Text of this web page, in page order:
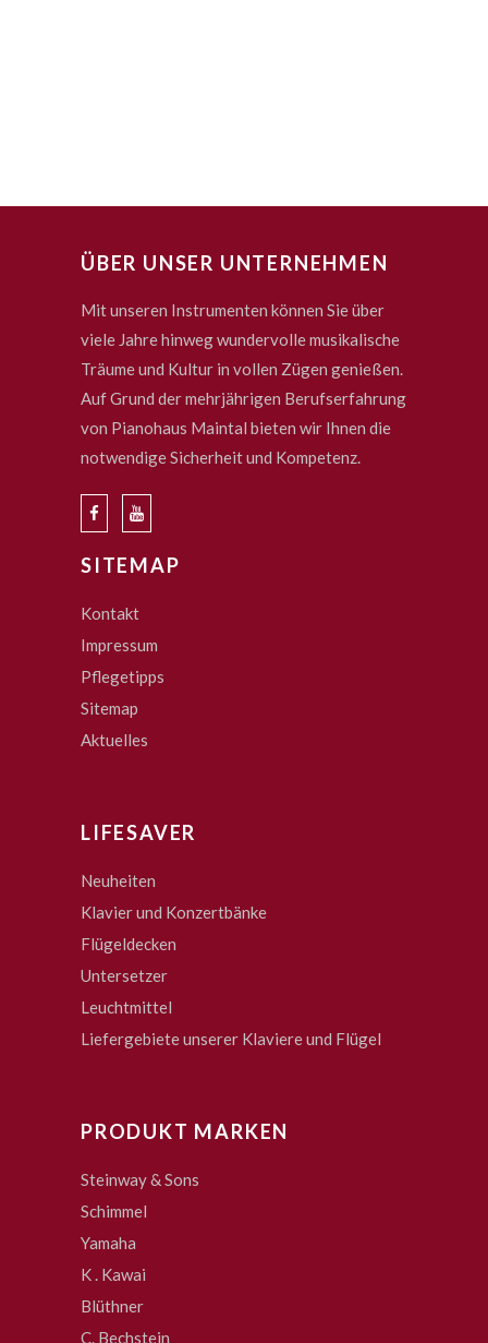
ÜBER UNSER UNTERNEHMEN
Mit unseren Instrumenten können Sie über
viele Jahre hinweg wundervolle musikalische
Träume und Kultur in vollen Zügen genießen.
Auf Grund der mehrjährigen Berufserfahrung
von Pianohaus Maintal bieten wir Ihnen die
notwendige Sicherheit und Kompetenz.
SITEMAP
Kontakt
Impressum
Pflegetipps
Sitemap
Aktuelles
LIFESAVER
Neuheiten
Klavier und Konzertbänke
Flügeldecken
Untersetzer
Leuchtmittel
Liefergebiete unserer Klaviere und Flügel
PRODUKT MARKEN
Steinway & Sons
Schimmel
Yamaha
K . Kawai
Blüthner
C. Bechstein